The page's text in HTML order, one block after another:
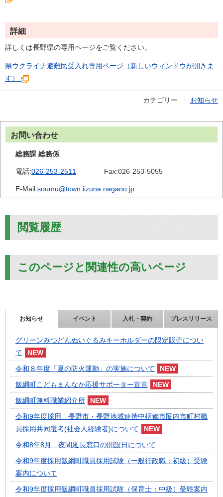
詳細
詳しくは長野県の専用ページをご覧ください。
県ウクライナ避難民受入れ専用ページ（新しいウィンドウが開きま
す）
カテゴリー お知らせ
お問い合わせ
総務課 総務係
電話:026-253-2511 Fax:026-253-5055
E-Mail:soumu@town.iizuna.nagano.jp
閲覧履歴
このページと関連性の高いページ
お知らせ イベント 入札・契約 プレスリリース
グリーンみつどんぬいぐるみキーホルダーの限定販売につい
て
令和８年度「夏の防火運動」の実施について
飯綱町こどもまんなか応援サポーター宣言
飯綱町無料職業紹介所
令和9年度採用 長野市・長野地域連携中枢都市圏内市町村職
員採用共同選考(社会人経験者)について
令和8年8月 夜間延長窓口の開設日について
令和9年度採用飯綱町職員採用試験（一般行政職：初級）受験
案内について
令和9年度採用飯綱町職員採用試験（保育士：中級）受験案内